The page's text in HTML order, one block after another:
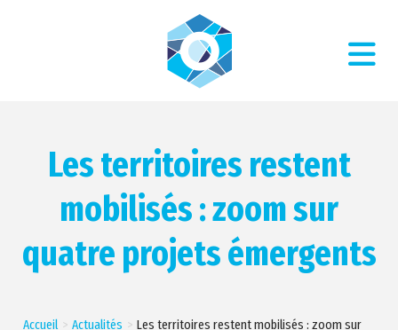
Les territoires restent
mobilisés : zoom sur
quatre projets émergents
Accueil Actualités
Les territoires restent mobilisés : zoom sur